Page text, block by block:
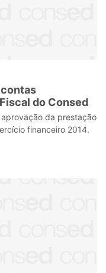
do Consed
da prestação
financeiro 2014.